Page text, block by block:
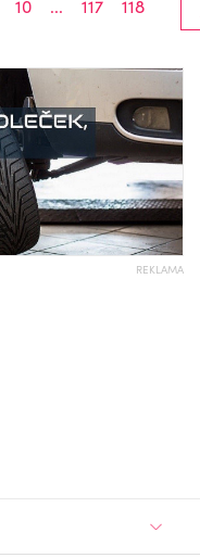
10 ... 117 118
REKLAMA